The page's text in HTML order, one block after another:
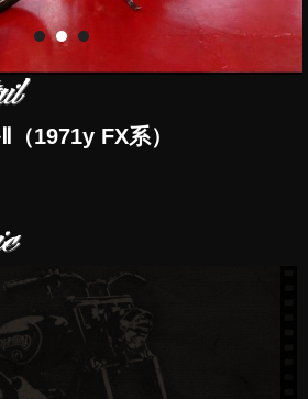
1971y FX系）